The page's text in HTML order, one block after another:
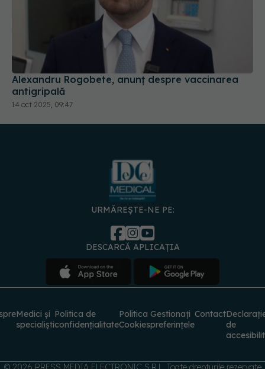
Alexandru Rogobete, anunț despre vaccinarea
antigripală
14 oct 2025, 09:47
URMĂREȘTE-NE PE:
DESCARCĂ APLICAȚIA
specialiști
Politica de
confidențialitateCookies
Gestionați
preferințele
Contact
de
© 2026 PRESS MEDIA ELECTRONIC S.R.L. Toate drepturile rezervate